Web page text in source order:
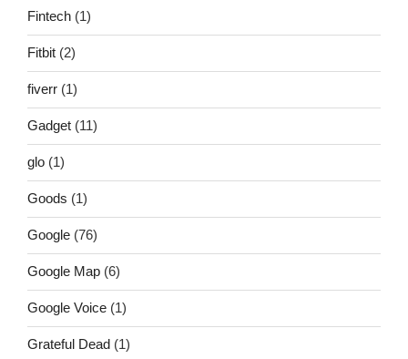
Fintech (1)
Fitbit (2)
fiverr (1)
Gadget (11)
glo (1)
Goods (1)
Google (76)
Google Map (6)
Google Voice (1)
Grateful Dead (1)